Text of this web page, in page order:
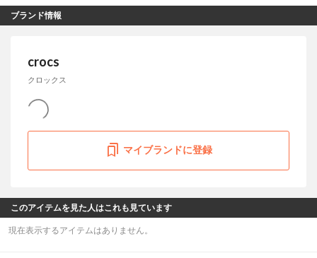
ブランド情報
crocs
クロックス
マイブランドに登録
このアイテムを見た人はこれも見ています
現在表示するアイテムはありません。